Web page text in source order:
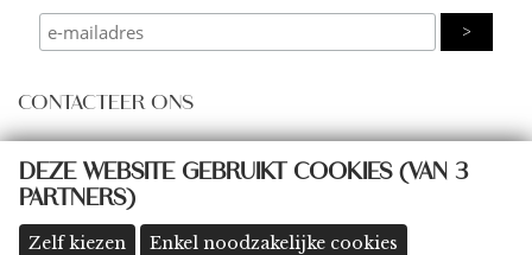
DEZE WEBSITE GEBRUIKT COOKIES (VAN 3
PARTNERS)
Zelf kiezen Enkel noodzakelijke cookies
CONTACTEER ONS
some@thingsbydings.com
@thingsbydings
shop: Klein Boom 8A, 2580 Putte(meer details >>)